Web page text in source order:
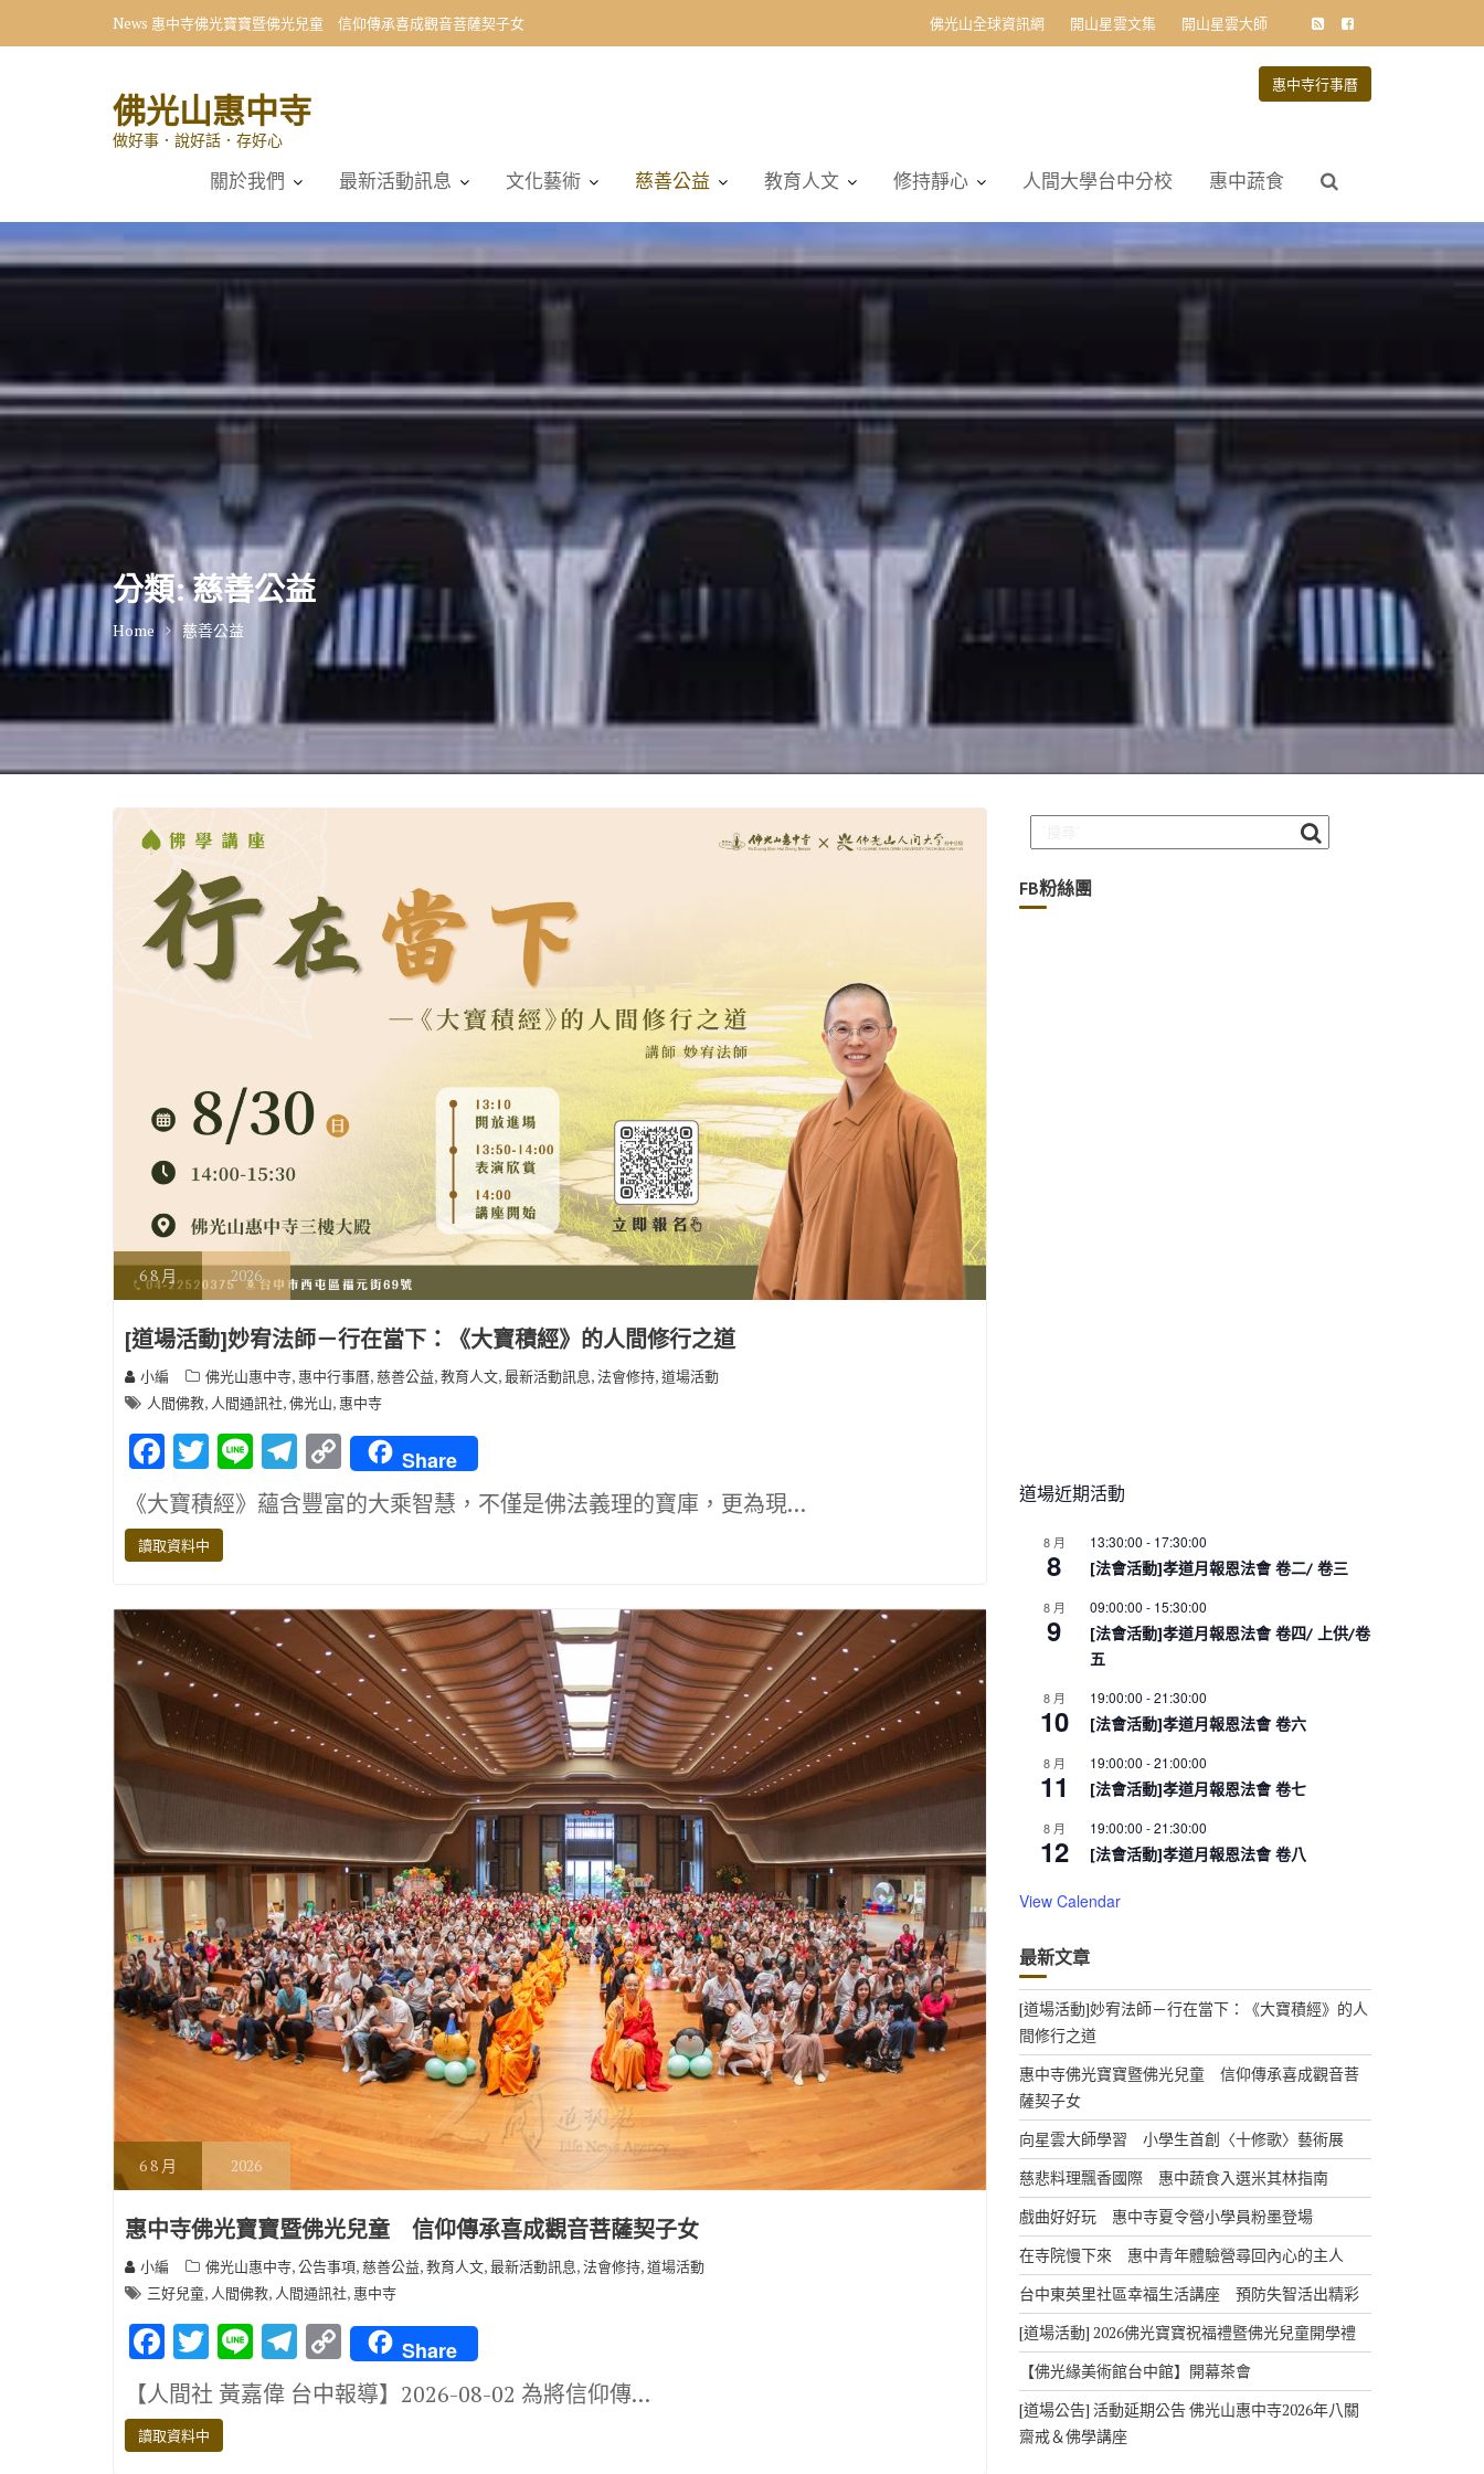
News 向星雲大師學習 小學生首創〈十修歌〉藝術展 佛光山全球資訊網 開山星雲文集 開山星雲大師
佛光山惠中寺
做好事．說好話．存好心
惠中寺行事曆
關於我們 最新活動訊息 文化藝術 慈善公益 教育人文 修持靜心 人間大學台中分校 惠中蔬食
分類:慈善公益
Home 慈善公益
68 月 2026
[道場活動]妙宥法師－行在當下：《大寶積經》的人間修行之道
小編 佛光山惠中寺, 惠中行事曆,慈善公益,教育人文,最新活動訊息,法會修持,道場活動
人間佛教, 人間通訊社,佛光山, 惠中寺
F
ac
e
b
o
k
T
w
it
te
Li
n
e
T
el
e
m
C
o
p
n
k
Share
《大寶積經》蘊含豐富的大乘智慧，不僅是佛法義理的寶庫，更為現…
讀取資料中
68 月 2026
惠中寺佛光寶寶暨佛光兒童 信仰傳承喜成觀音菩薩契子女
小編 佛光山惠中寺,公告事項,慈善公益,教育人文,最新活動訊息,法會修持,道場活動
三好兒童, 人間佛教, 人間通訊社, 惠中寺
F
ac
e
b
T
w
it
te
Li
n
e
T
el
e
C
o
p
Share
【人間社 黃嘉偉 台中報導】2026-08-02 為將信仰傳…
讀取資料中
FB粉絲團
道場近期活動
8 月
8
13:30:00 - 17:30:00
[法會活動]孝道月報恩法會 卷二/ 卷三
8 月
9
09:00:00 - 15:30:00
[法會活動]孝道月報恩法會 卷四/ 上供/卷
五
8 月
10
19:00:00 -21:30:00
[法會活動]孝道月報恩法會 卷六
8 月
11
19:00:00 -21:00:00
[法會活動]孝道月報恩法會 卷七
8 月
12
19:00:00 -21:30:00
[法會活動]孝道月報恩法會 卷八
View Calendar
最新文章
[道場活動]妙宥法師－行在當下：《大寶積經》的人
間修行之道
惠中寺佛光寶寶暨佛光兒童 信仰傳承喜成觀音菩
薩契子女
向星雲大師學習 小學生首創〈十修歌〉藝術展
慈悲料理飄香國際 惠中蔬食入選米其林指南
戲曲好好玩 惠中寺夏令營小學員粉墨登場
在寺院慢下來 惠中青年體驗營尋回內心的主人
台中東英里社區幸福生活講座 預防失智活出精彩
[道場活動] 2026佛光寶寶祝福禮暨佛光兒童開學禮
【佛光緣美術館台中館】開幕茶會
[道場公告] 活動延期公告 佛光山惠中寺2026年八關
齋戒＆佛學講座